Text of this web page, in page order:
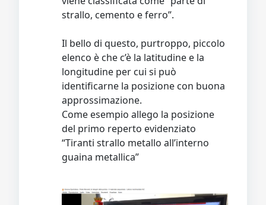
strallo, cemento e ferro”.
Il bello di questo, purtroppo, piccolo
elenco è che c’è la latitudine e la
longitudine per cui si può
identificarne la posizione con buona
approssimazione.
Come esempio allego la posizione
del primo reperto evidenziato
“Tiranti strallo metallo all’interno
guaina metallica”